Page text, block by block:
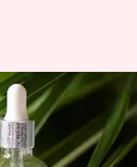
ऑयल,